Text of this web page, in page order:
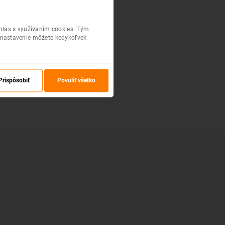
s využívaním cookies. Tým
môžete kedykoľvek
Prispôsobiť Povoliť všetko